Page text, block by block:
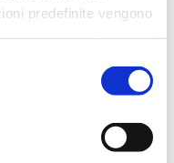
predefinite vengono
visualizza la